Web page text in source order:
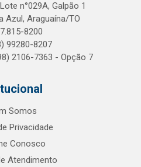
n°029A, Galpão 1
Azul, Araguaína/TO
8200
99280-8207
2106-7363 - Opção 7
Somos
Privacidade
Conosco
Atendimento